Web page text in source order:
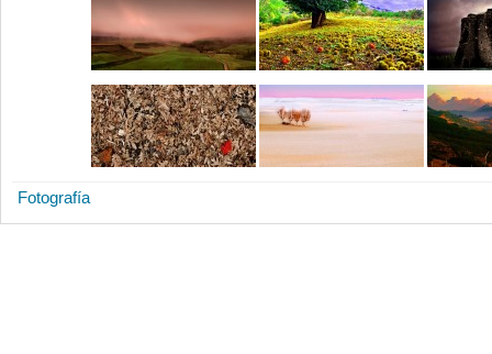
Fotografía